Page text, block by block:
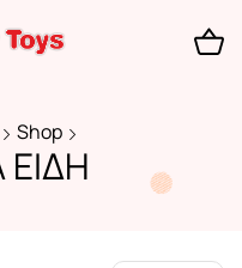
Shop